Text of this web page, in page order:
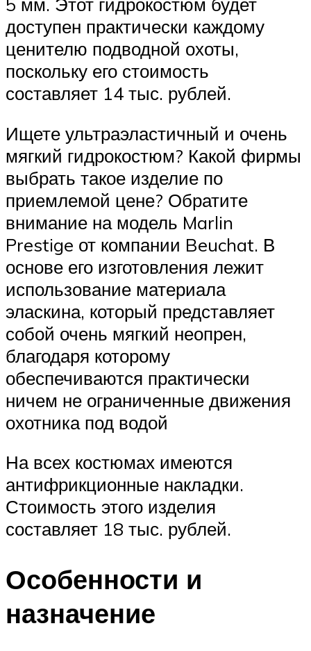
доступен практически каждому
ценителю подводной охоты,
поскольку его стоимость
составляет 14 тыс. рублей.
Ищете ультраэластичный и очень
мягкий гидрокостюм? Какой фирмы
выбрать такое изделие по
приемлемой цене? Обратите
внимание на модель Marlin
Prestige от компании Beuchat. В
основе его изготовления лежит
использование материала
эласкина, который представляет
собой очень мягкий неопрен,
благодаря которому
обеспечиваются практически
ничем не ограниченные движения
охотника под водой
На всех костюмах имеются
антифрикционные накладки.
Стоимость этого изделия
составляет 18 тыс. рублей.
Особенности и
назначение